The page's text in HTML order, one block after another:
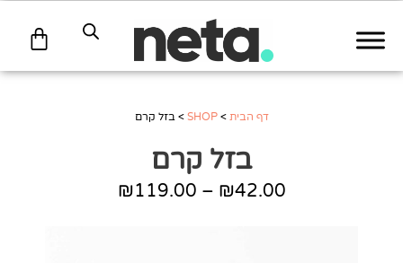
דף הבית >
SHOP
>בזל קרם
בזל קרם
₪42.00
–
₪119.00